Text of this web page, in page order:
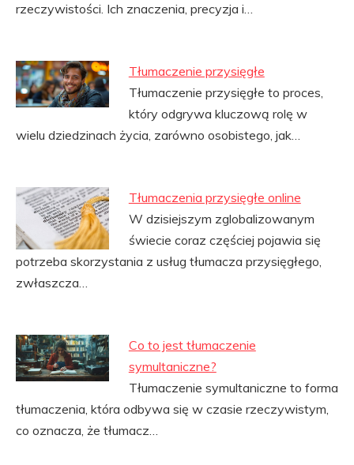
rzeczywistości. Ich znaczenia, precyzja i…
Tłumaczenie przysięgłe
Tłumaczenie przysięgłe to proces,
który odgrywa kluczową rolę w
wielu dziedzinach życia, zarówno osobistego, jak…
Tłumaczenia przysięgłe online
W dzisiejszym zglobalizowanym
świecie coraz częściej pojawia się
potrzeba skorzystania z usług tłumacza przysięgłego,
zwłaszcza…
Co to jest tłumaczenie
symultaniczne?
Tłumaczenie symultaniczne to forma
tłumaczenia, która odbywa się w czasie rzeczywistym,
co oznacza, że tłumacz…